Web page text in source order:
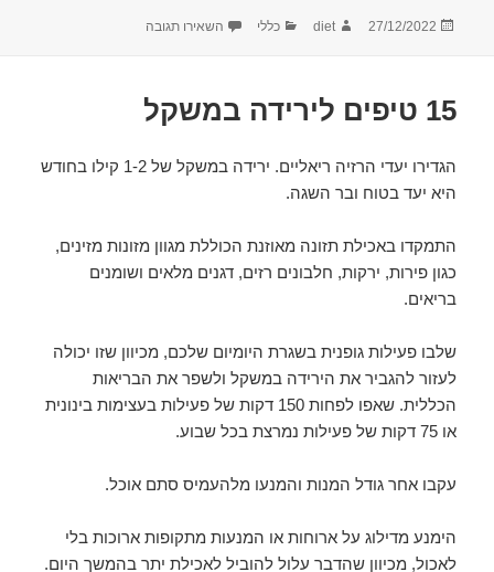
פורסם
27/12/2022 מחבר
diet קטגוריות
כללי השאירו תגובה
15 טיפים לירידה במשקל
הגדירו יעדי הרזיה ריאליים. ירידה במשקל של 1-2 קילו בחודש
היא יעד בטוח ובר השגה.
התמקדו באכילת תזונה מאוזנת הכוללת מגוון מזונות מזינים,
כגון פירות, ירקות, חלבונים רזים, דגנים מלאים ושומנים
בריאים.
שלבו פעילות גופנית בשגרת היומיום שלכם, מכיוון שזו יכולה
לעזור להגביר את הירידה במשקל ולשפר את הבריאות
הכללית. שאפו לפחות 150 דקות של פעילות בעצימות בינונית
או 75 דקות של פעילות נמרצת בכל שבוע.
עקבו אחר גודל המנות והמנעו מלהעמיס סתם אוכל.
הימנע מדילוג על ארוחות או המנעות מתקופות ארוכות בלי
לאכול, מכיוון שהדבר עלול להוביל לאכילת יתר בהמשך היום.